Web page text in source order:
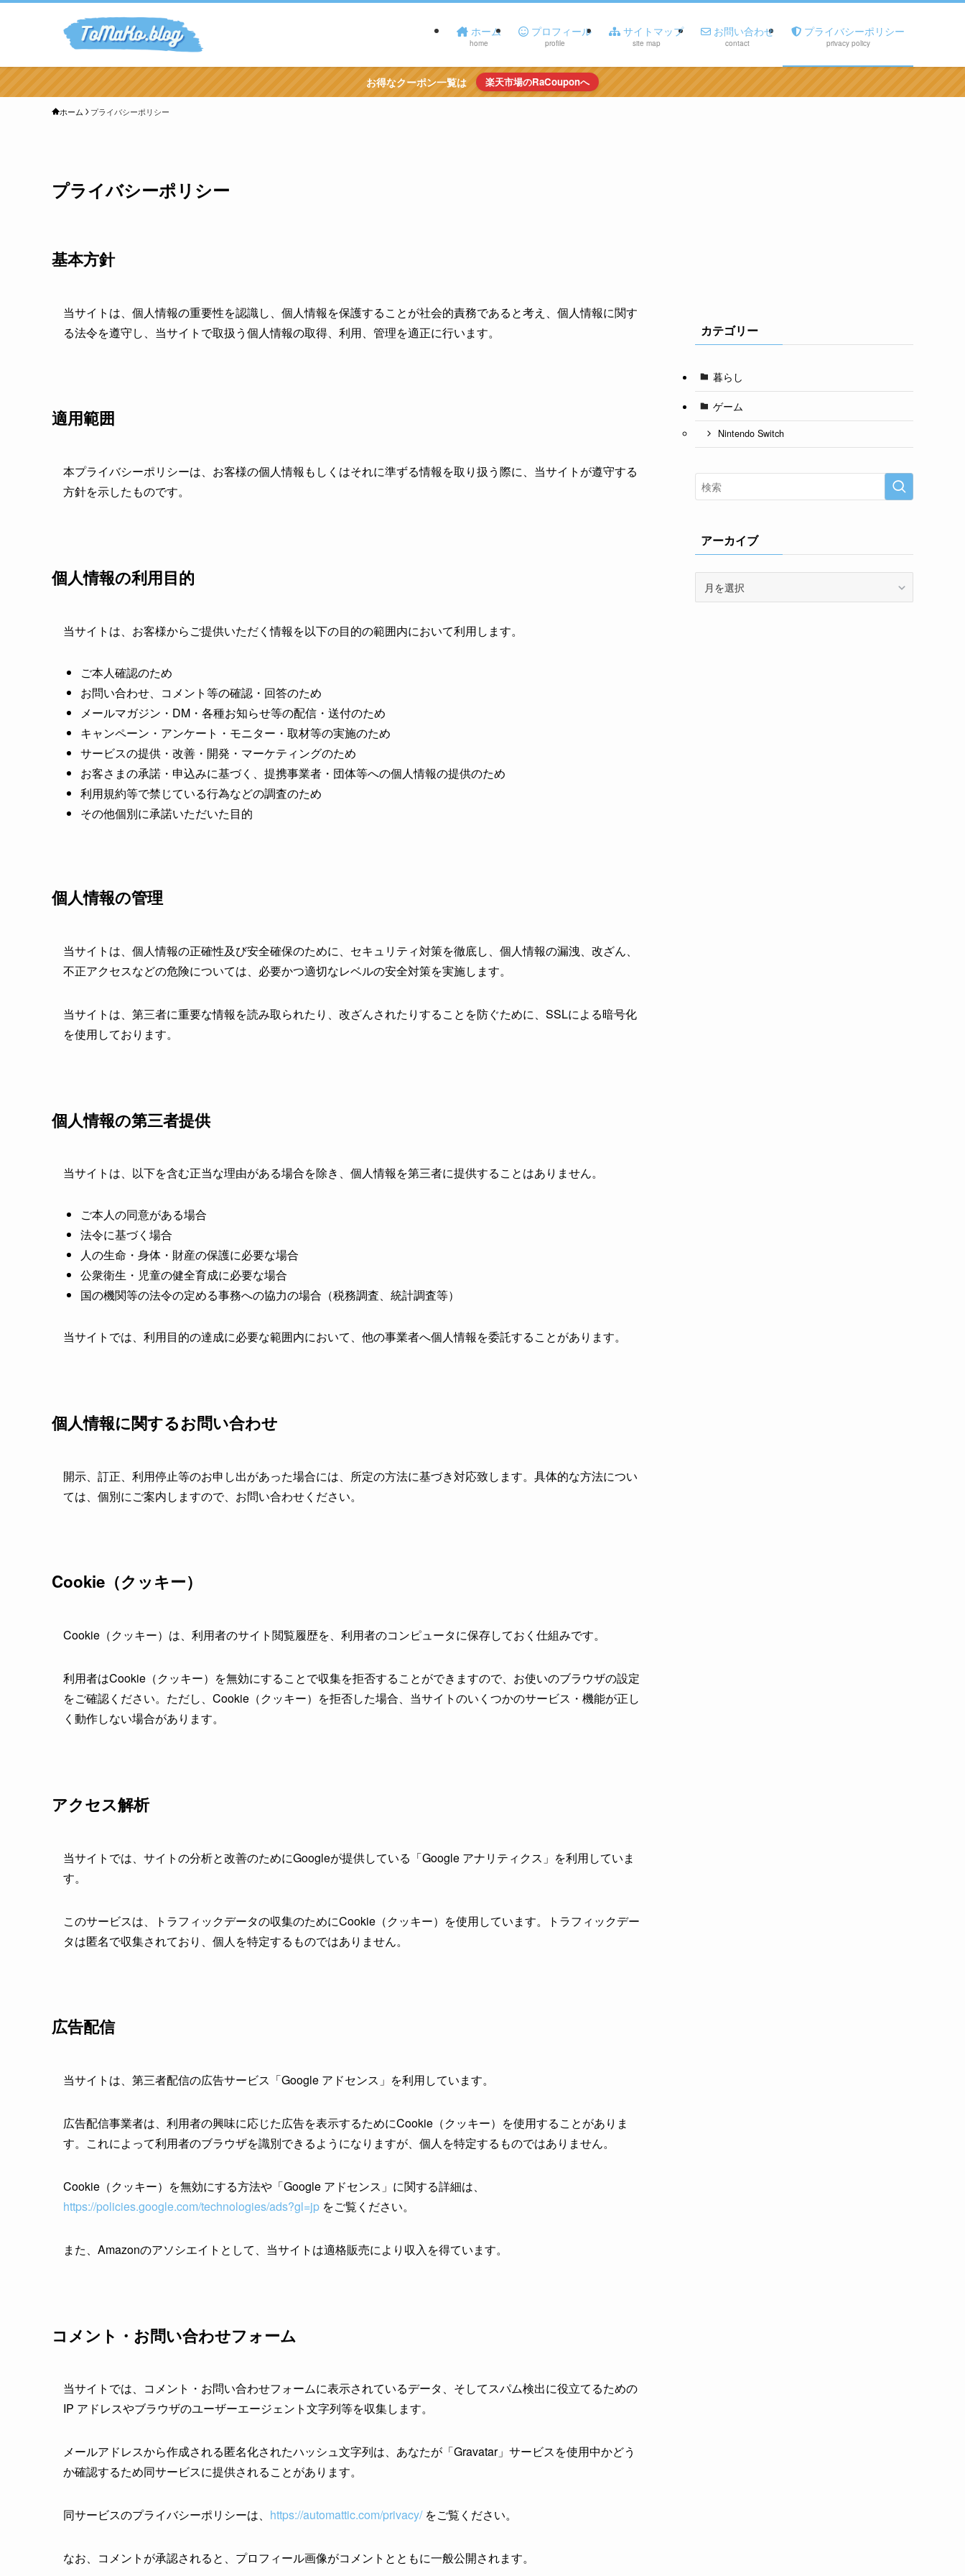
ホーム
home
プロフィール
profile
サイトマップ
site map
お問い合わせ
contact
プライバシーポリシー
privacy policy
お得なクーポン一覧は 楽天市場のRaCouponへ
ホーム プライバシーポリシー
プライバシーポリシー
基本方針
当サイトは、個人情報の重要性を認識し、個人情報を保護することが社会的責務であると考え、個人情報に関す
る法令を遵守し、当サイトで取扱う個人情報の取得、利用、管理を適正に行います。
適用範囲
本プライバシーポリシーは、お客様の個人情報もしくはそれに準ずる情報を取り扱う際に、当サイトが遵守する
方針を示したものです。
個人情報の利用目的
当サイトは、お客様からご提供いただく情報を以下の目的の範囲内において利用します。
ご本人確認のため
お問い合わせ、コメント等の確認・回答のため
メールマガジン・DM・各種お知らせ等の配信・送付のため
キャンペーン・アンケート・モニター・取材等の実施のため
サービスの提供・改善・開発・マーケティングのため
お客さまの承諾・申込みに基づく、提携事業者・団体等への個人情報の提供のため
利用規約等で禁じている行為などの調査のため
その他個別に承諾いただいた目的
個人情報の管理
当サイトは、個人情報の正確性及び安全確保のために、セキュリティ対策を徹底し、個人情報の漏洩、改ざん、
不正アクセスなどの危険については、必要かつ適切なレベルの安全対策を実施します。
当サイトは、第三者に重要な情報を読み取られたり、改ざんされたりすることを防ぐために、SSLによる暗号化
を使用しております。
個人情報の第三者提供
当サイトは、以下を含む正当な理由がある場合を除き、個人情報を第三者に提供することはありません。
ご本人の同意がある場合
法令に基づく場合
人の生命・身体・財産の保護に必要な場合
公衆衛生・児童の健全育成に必要な場合
国の機関等の法令の定める事務への協力の場合（税務調査、統計調査等）
当サイトでは、利用目的の達成に必要な範囲内において、他の事業者へ個人情報を委託することがあります。
個人情報に関するお問い合わせ
開示、訂正、利用停止等のお申し出があった場合には、所定の方法に基づき対応致します。具体的な方法につい
ては、個別にご案内しますので、お問い合わせください。
Cookie（クッキー）
Cookie（クッキー）は、利用者のサイト閲覧履歴を、利用者のコンピュータに保存しておく仕組みです。
利用者はCookie（クッキー）を無効にすることで収集を拒否することができますので、お使いのブラウザの設定
をご確認ください。ただし、Cookie（クッキー）を拒否した場合、当サイトのいくつかのサービス・機能が正し
く動作しない場合があります。
アクセス解析
当サイトでは、サイトの分析と改善のためにGoogleが提供している「Google アナリティクス」を利用していま
す。
このサービスは、トラフィックデータの収集のためにCookie（クッキー）を使用しています。トラフィックデー
タは匿名で収集されており、個人を特定するものではありません。
広告配信
当サイトは、第三者配信の広告サービス「Google アドセンス」を利用しています。
広告配信事業者は、利用者の興味に応じた広告を表示するためにCookie（クッキー）を使用することがありま
す。これによって利用者のブラウザを識別できるようになりますが、個人を特定するものではありません。
Cookie（クッキー）を無効にする方法や「Google アドセンス」に関する詳細は、
https://policies.google.com/technologies/ads?gl=jp をご覧ください。
また、Amazonのアソシエイトとして、当サイトは適格販売により収入を得ています。
コメント・お問い合わせフォーム
当サイトでは、コメント・お問い合わせフォームに表示されているデータ、そしてスパム検出に役立てるための
IP アドレスやブラウザのユーザーエージェント文字列等を収集します。
メールアドレスから作成される匿名化されたハッシュ文字列は、あなたが「Gravatar」サービスを使用中かどう
か確認するため同サービスに提供されることがあります。
同サービスのプライバシーポリシーは、 https://automattic.com/privacy/をご覧ください。
なお、コメントが承認されると、プロフィール画像がコメントとともに一般公開されます。
カテゴリー
暮らし
ゲーム
Nintendo Switch
アーカイブ